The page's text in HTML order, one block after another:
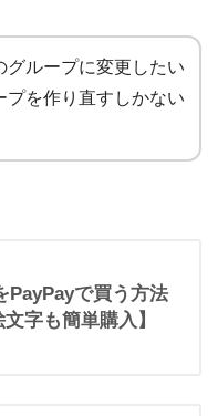
グループに変更したい
プを作り直すしかない
PayPayで買う方法
文字も簡単購入】